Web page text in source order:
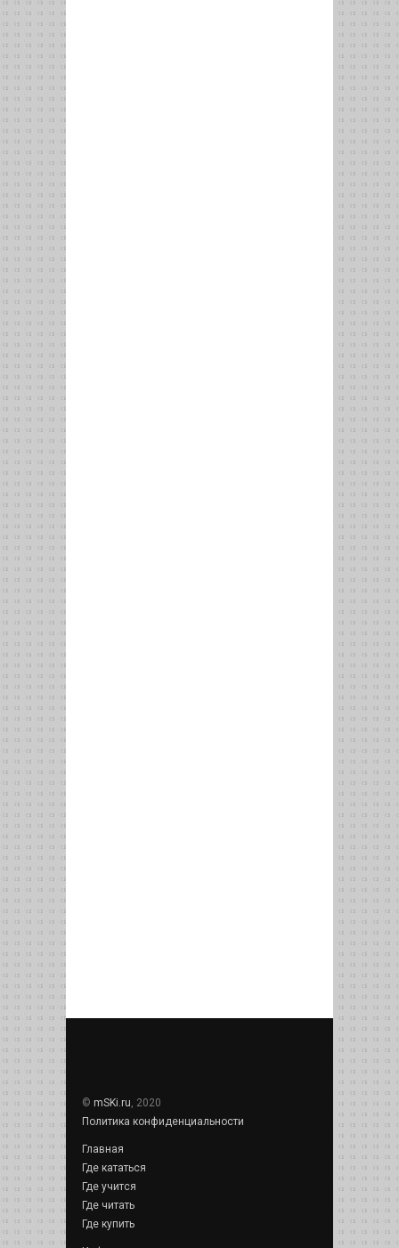
© mSKi.ru , 2020
Политика конфиденциальности
Главная
Где кататься
Где учится
Где читать
Где купить